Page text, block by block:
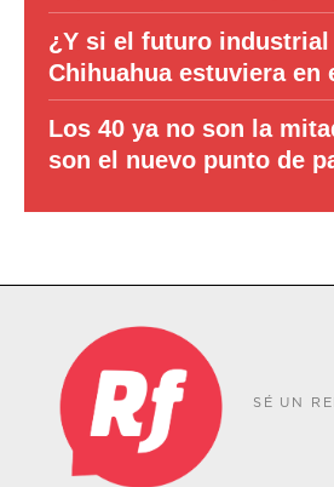
¿Y si el futuro industrial
Chihuahua estuviera en
Los 40 ya no son la
son el nuevo punto de
SÉ UN